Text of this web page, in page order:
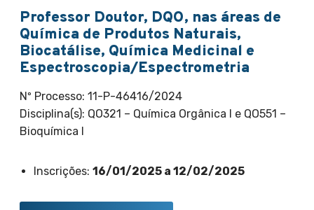
Professor Doutor, DQO, nas áreas de
Química de Produtos Naturais,
Biocatálise, Química Medicinal e
Espectroscopia/Espectrometria
Nº Processo: 11-P-46416/2024
Disciplina(s): QO321 – Química Orgânica I e QO551 –
Bioquímica I
Inscrições: 16/01/2025 a 12/02/2025